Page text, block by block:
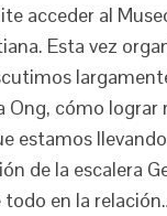
acceder al
Esta vez
Ong, cómo
estamos
de la escalera
todo en la